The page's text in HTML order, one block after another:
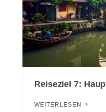
Reiseziel 7:
WEITERLESEN